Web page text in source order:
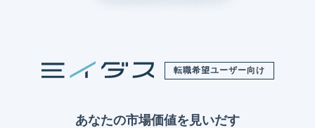
転職希望ユーザー向け
あなたの市場価値を見いだす